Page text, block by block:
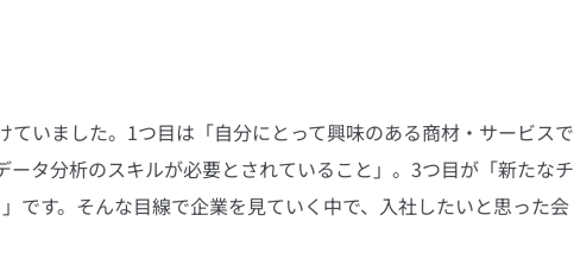
いました。1つ目は「自分にとって興味のある商材・サービスで
ータ分析のスキルが必要とされていること」。3つ目が「新たなチ
です。そんな目線で企業を見ていく中で、入社したいと思った会